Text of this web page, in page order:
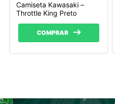
Camiseta Kawasaki –
Throttle King Preto
COMPRAR